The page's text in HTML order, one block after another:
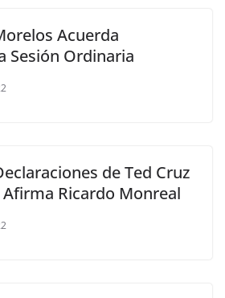
Acuerda
Sesión Ordinaria
de Ted Cruz
Ricardo Monreal